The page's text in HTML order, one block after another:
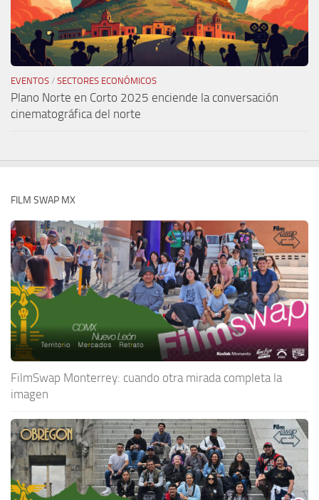
EVENTOS / SECTORES ECONÓMICOS
Plano Norte en Corto 2025 enciende la conversación
cinematográfica del norte
FILM SWAP MX
FilmSwap Monterrey: cuando otra mirada completa la
imagen